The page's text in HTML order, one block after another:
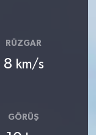
RÜZGAR
8 km/s
GÖRÜŞ